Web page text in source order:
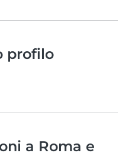
profilo
a Roma e